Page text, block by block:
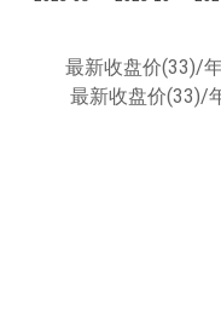
最新收盘价(33)/
最新收盘价(33)/